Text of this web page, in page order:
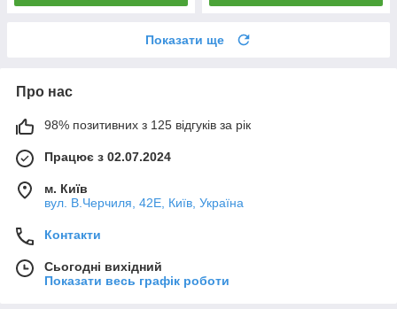
Показати ще
Про нас
98% позитивних з 125 відгуків за рік
Працює з 02.07.2024
м. Київ
вул. В.Черчиля, 42Е, Київ, Україна
Контакти
Сьогодні вихідний
Показати весь графік роботи